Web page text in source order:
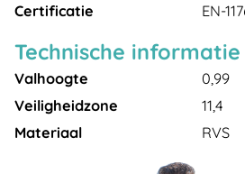
Certificatie
EN-
Technische informatie
Valhoogte
0,99
Veiligheidzone
11,4
Materiaal
RVS